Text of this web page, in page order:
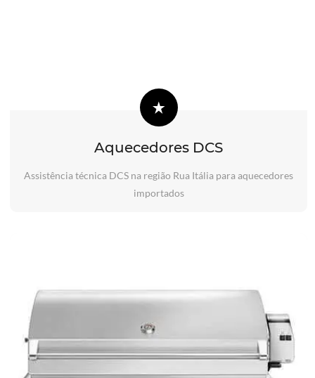
Aquecedores DCS
Assistência técnica DCS na região Rua Itália para aquecedores
importados